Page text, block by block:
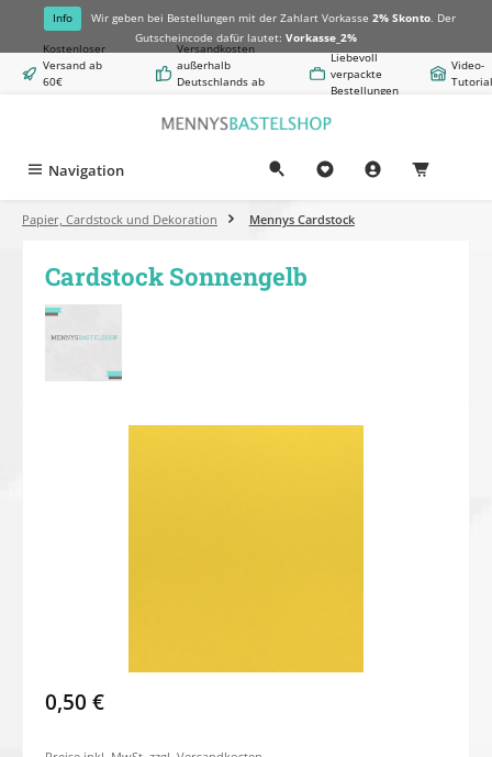
springen
Info Wir geben bei Bestellungen mit der Zahlart Vorkasse 2% Skonto. Der
Gutscheincode dafür lautet: Vorkasse_2%
Kostenloser
Versand ab
60€
Versandkosten
außerhalb
Deutschlands ab
Liebevoll
verpackte
Bestellungen
Video-
Navigation
Papier, Cardstock und Dekoration Mennys Cardstock
Cardstock Sonnengelb
0,50 €